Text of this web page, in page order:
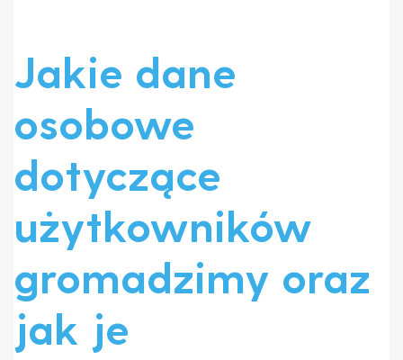
Jakie dane
osobowe
dotyczące
użytkowników
gromadzimy oraz
jak je